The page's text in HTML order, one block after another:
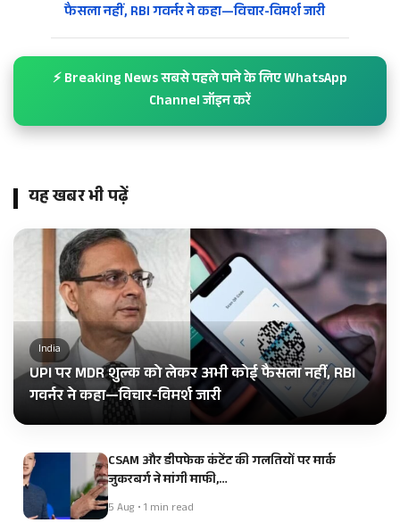
फैसला नहीं, RBI गवर्नर ने कहा—विचार-विमर्श जारी
⚡ Breaking News सबसे पहले पाने के लिए WhatsApp
Channel जॉइन करें
यह खबर भी पढ़ें
India
UPI पर MDR शुल्क को लेकर अभी कोई फैसला नहीं, RBI
गवर्नर ने कहा—विचार-विमर्श जारी
CSAM और डीपफेक कंटेंट की गलतियों पर मार्क
जुकरबर्ग ने मांगी माफी,…
5 Aug • 1 min read